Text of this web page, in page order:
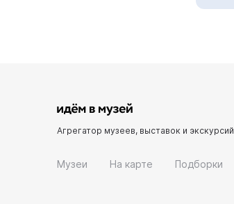
Агрегатор музеев, выставок и экскурсий
Музеи На карте Подборки